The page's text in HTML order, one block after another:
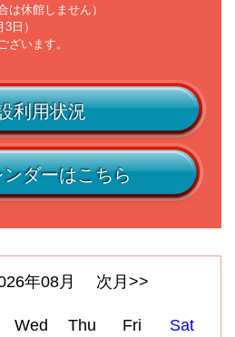
は休館しません）
日）
ざいます。
利用状況
ダーはこちら
年08月 次月>>
Wed Thu Fri
Sat